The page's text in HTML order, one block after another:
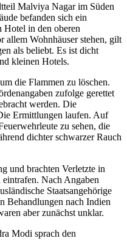
Malviya Nagar im Süden
befanden sich ein
Hotel in den oberen
allem Wohnhäuser stehen, gilt
als beliebt. Es ist dicht
kleinen Hotels.
die Flammen zu löschen.
zufolge gerettet
werden. Die
Ermittlungen laufen. Auf
zu sehen, die
dichter schwarzer Rauch
und brachten Verletzte in
Nach Angaben
Staatsangehörige
Behandlungen nach Indien
aber zunächst unklar.
Modi sprach den